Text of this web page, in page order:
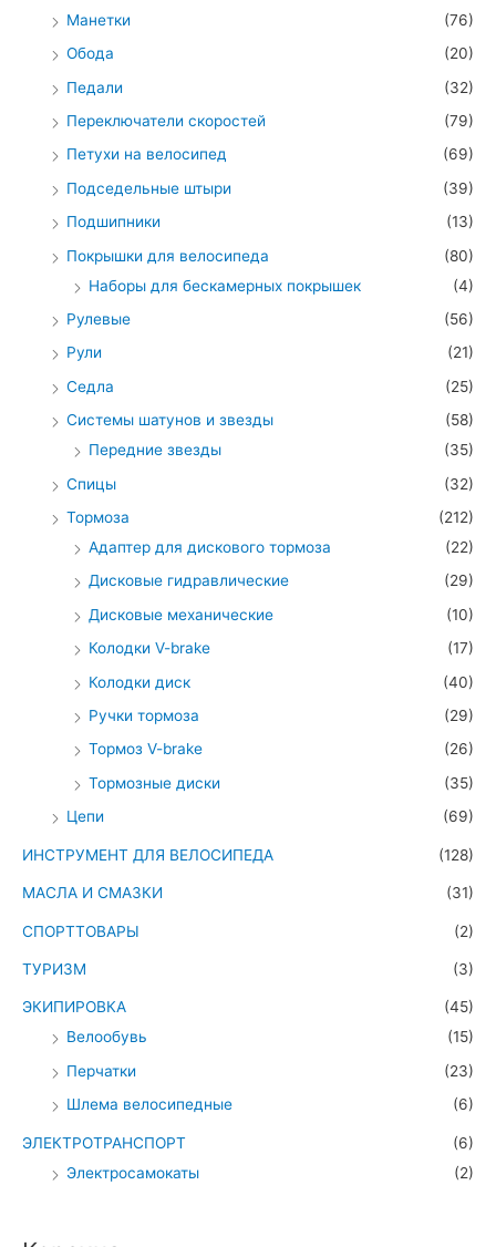
Манетки
(76)
Обода
(20)
Педали
(32)
Переключатели скоростей
(79)
Петухи на велосипед
(69)
Подседельные штыри
(39)
Подшипники
(13)
Покрышки для велосипеда
(80)
Наборы для бескамерных покрышек
(4)
Рулевые
(56)
Рули
(21)
Седла
(25)
Системы шатунов и звезды
(58)
Передние звезды
(35)
Спицы
(32)
Тормоза
(212)
Адаптер для дискового тормоза
(22)
Дисковые гидравлические
(29)
Дисковые механические
(10)
Колодки V-brake
(17)
Колодки диск
(40)
Ручки тормоза
(29)
Тормоз V-brake
(26)
Тормозные диски
(35)
Цепи
(69)
ИНСТРУМЕНТ ДЛЯ ВЕЛОСИПЕДА (128)
МАСЛА И СМАЗКИ (31)
СПОРТТОВАРЫ (2)
ТУРИЗМ (3)
ЭКИПИРОВКА
(45)
Велообувь
(15)
Перчатки
(23)
Шлема велосипедные
(6)
ЭЛЕКТРОТРАНСПОРТ
(6)
Электросамокаты
(2)